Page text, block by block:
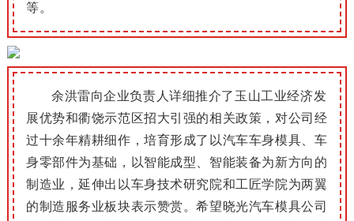
等。
余洪雷向企业负责人详细推介了玉山工业经济发
展优势和衢饶示范区招大引强的相关政策，对公司经
过十余年精耕细作，培育形成了以汽车车身模具、车
身零部件为基础，以智能成型、智能装备为新方向的
制造业，延伸出以车身技术研究院和工匠学院为两翼
的制造服务业板块表示赞赏。希望晓光汽车模具公司